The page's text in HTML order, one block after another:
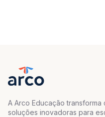
A Arco Educação transforma
soluções inovadoras para